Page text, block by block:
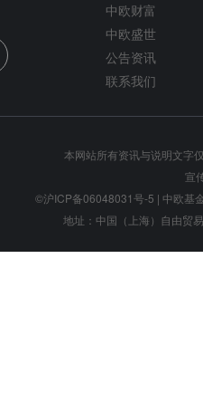
中欧财富
中欧盛世
公告资讯
联系我们
本网站所有资讯与说明文字
宣
©沪ICP备06048031号-5 | 中欧基
地址：中国（上海）自由贸